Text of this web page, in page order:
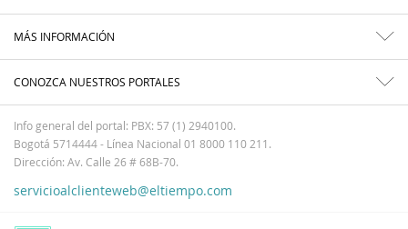
MÁS INFORMACIÓN
CONOZCA NUESTROS PORTALES
Info general del portal: PBX: 57 (1) 2940100.
Bogotá 5714444 - Línea Nacional 01 8000 110 211.
Dirección: Av. Calle 26 # 68B-70.
servicioalclienteweb@eltiempo.com